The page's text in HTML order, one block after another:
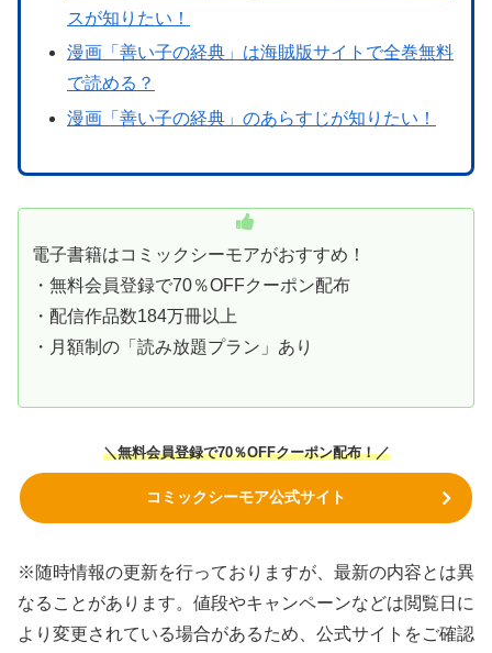
スが知りたい！
漫画「善い子の経典」は海賊版サイトで全巻無料
で読める？
漫画「善い子の経典」のあらすじが知りたい！
電子書籍はコミックシーモアがおすすめ！
・無料会員登録で70％OFFクーポン配布
・配信作品数184万冊以上
・月額制の「読み放題プラン」あり
＼無料会員登録で70％OFFクーポン配布！／
コミックシーモア公式サイト
※随時情報の更新を行っておりますが、最新の内容とは異
なることがあります。値段やキャンペーンなどは閲覧日に
より変更されている場合があるため、公式サイトをご確認